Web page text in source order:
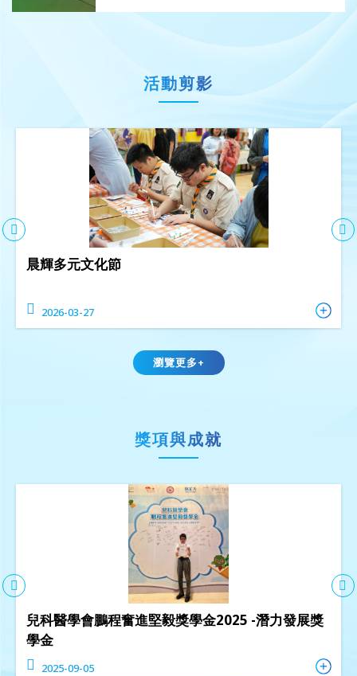
活動剪影
晨輝多元文化節
2026-03-27
瀏覽更多+
獎項與成就
兒科醫學會鵬程奮進堅毅獎學金2025 -潛力發展獎
學金
2025-09-05